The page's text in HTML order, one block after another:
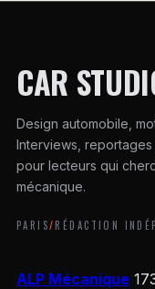
CAR
Design automobile,
Interviews,
pour lecteurs qui
mécanique.
PARIS/RÉDACTION
ALP Mécanique